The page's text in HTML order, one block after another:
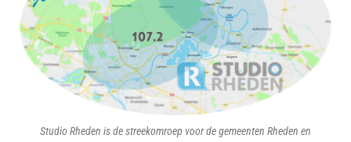
Studio Rheden is de streekomroep voor de gemeenten Rheden en